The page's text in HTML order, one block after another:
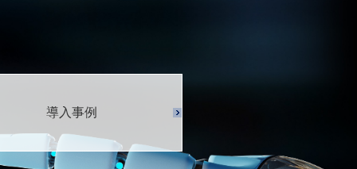
導入事例